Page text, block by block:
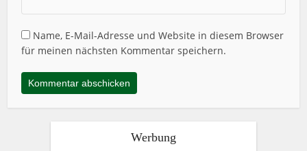
Name, E-Mail-Adresse und Website in diesem Browser
für meinen nächsten Kommentar speichern.
Werbung